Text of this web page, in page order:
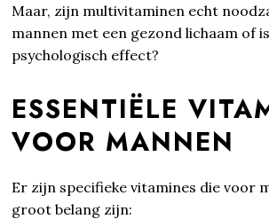
Maar, zijn multivitaminen echt
mannen met een gezond lichaam of
psychologisch effect?
ESSENTIËLE
VOOR MANNEN
Er zijn specifieke vitamines die voor
groot belang zijn: